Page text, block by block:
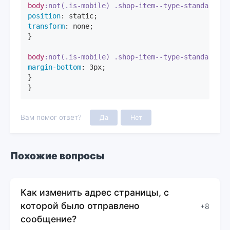
body:not(.is-mobile) .shop-item--type-standard
position
transform: none;
}
body:not(.is-mobile) .shop-item--type-standard
margin-bottom: 3px;
}
}
Вам помог ответ? Да Нет
Похожие вопросы
Как изменить адрес страницы, с
которой было отправлено
сообщение?
+8